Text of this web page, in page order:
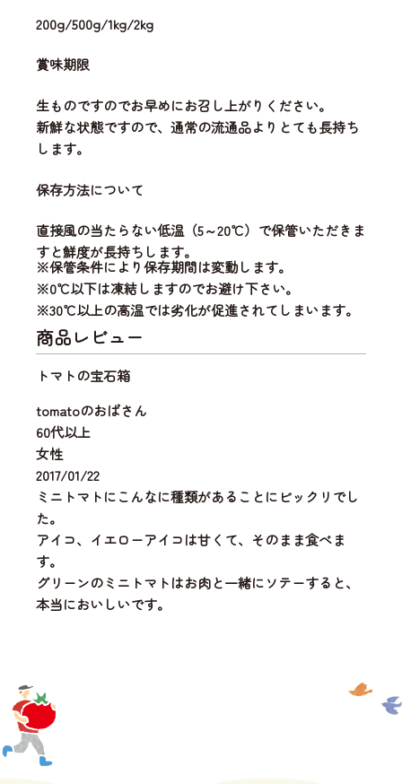
200g/500g/1kg/2kg
賞味期限
生ものですのでお早めにお召し上がりください。
新鮮な状態ですので、通常の流通品よりとても長持ち
します。
保存方法について
直接風の当たらない低温（5～20℃）で保管いただきま
すと鮮度が長持ちします。
※保管条件により保存期間は変動します。
※0℃以下は凍結しますのでお避け下さい。
※30℃以上の高温では劣化が促進されてしまいます。
商品レビュー
トマトの宝石箱
tomatoのおばさん
60代以上
女性
2017/01/22
ミニトマトにこんなに種類があることにビックリでし
た。
アイコ、イエローアイコは甘くて、そのまま食べま
す。
グリーンのミニトマトはお肉と一緒にソテーすると、
本当においしいです。